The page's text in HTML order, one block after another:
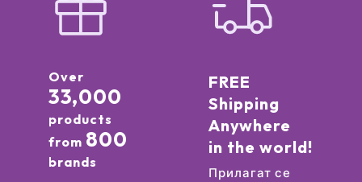
Over
33,000
products
from 800
brands
FREE
Shipping
Anywhere
in the world!
Прилагат се